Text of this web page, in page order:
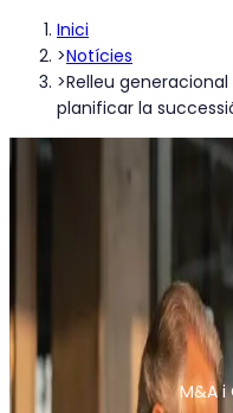
Inici
>Notícies
>Relleu
planificar la
M&A